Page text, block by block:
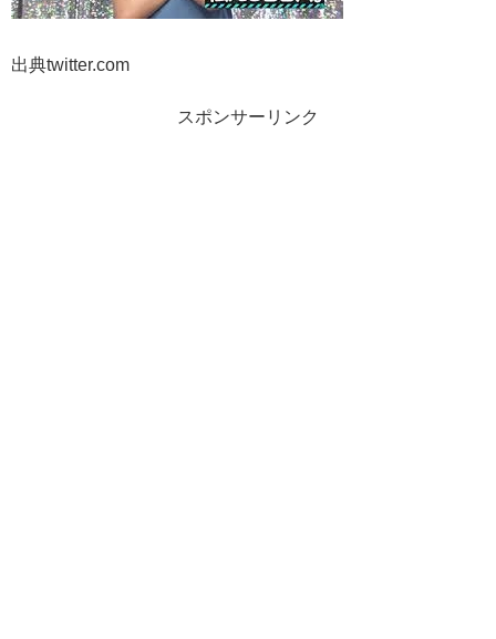
出典twitter.com
スポンサーリンク